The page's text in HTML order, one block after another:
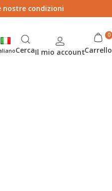
nostre condizioni
CercaIl mio accountCarrello